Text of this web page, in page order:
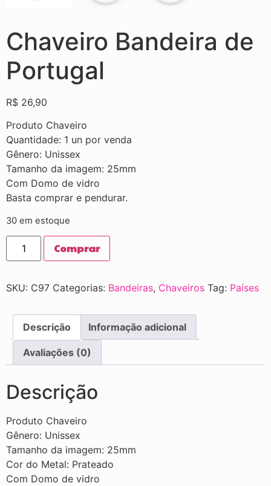
Chaveiro Bandeira de
Portugal
R$ 26,90
Produto Chaveiro
Quantidade: 1 un por venda
Gênero: Unissex
Tamanho da imagem: 25mm
Com Domo de vidro
Basta comprar e pendurar.
30 em estoque
Comprar
SKU: C97 Categorias: Bandeiras, Chaveiros Tag: Países
Descrição Informação adicional
Avaliações (0)
Descrição
Produto Chaveiro
Gênero: Unissex
Tamanho da imagem: 25mm
Cor do Metal: Prateado
Com Domo de vidro